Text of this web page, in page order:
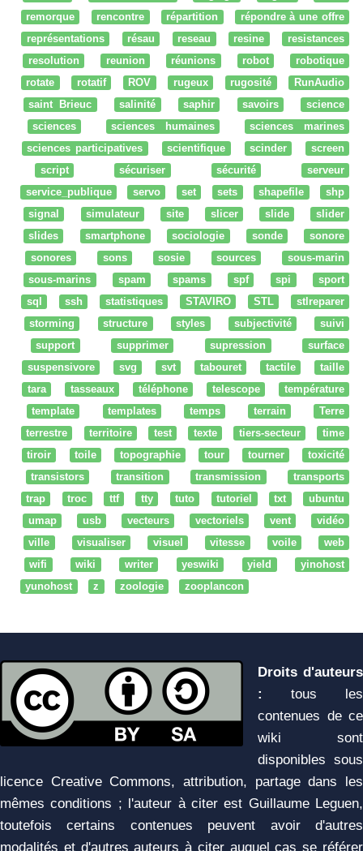
remorque
rencontre répartition
répondre à une offre
représentations
résau reseau resine
resistances
resolution
reunion réunions robot
robotique
rotate
rotatif ROV rugeux rugosité
RunAudio
saint Brieuc
salinité saphir savoirs
science
sciences
sciences humaines
sciences marines
sciences participatives
scientifique scinder
screen
script
sécuriser sécurité
serveur
service_publique
servo set sets shapefile
shp
signal
simulateur site slicer slide
slider
slides
smartphone sociologie sonde
sonore
sonores
sons sosie sources
sous-marin
sous-marins
spam spams spf spi
sport
sql
ssh statistiques STAVIRO STL
stlreparer
storming
structure styles subjectivité
suivi
support
supprimer supression
surface
suspensivore
svg svt tabouret tactile
taille
tara
tasseaux téléphone telescope
température
template
templates temps terrain
Terre
terrestre
territoire test texte tiers-secteur
time
tiroir
toile topographie tour tourner
toxicité
transistors
transition transmission
transports
trap
troc ttf tty tuto tutoriel txt
ubuntu
umap
usb vecteurs vectoriels vent
vidéo
ville
visualiser visuel vitesse voile
web
wifi
wiki writer yeswiki yield
yinohost
yunohost
z zoologie zooplancon
Droits d'auteurs
:
tous les
contenues de ce
wiki sont
disponibles sous
licence Creative Commons, attribution, partage dans les
mêmes conditions ; l'auteur à citer est Guillaume Leguen,
toutefois certains contenues peuvent avoir d'autres
modalités et d'autres auteurs à citer auquel cas se référer